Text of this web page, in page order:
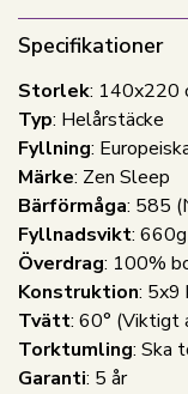
Specifikationer
Storlek: 140x220
Typ: Helårstäcke
Fyllning:
Märke: Zen Sleep
Bärförmåga: 585
Fyllnadsvikt: 660g
Överdrag: 100%
Konstruktion: 5x9
Tvätt: 60° (Viktigt
Torktumling: Ska
Garanti: 5 år